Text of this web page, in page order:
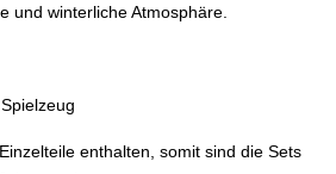
und winterliche Atmosphäre.
enthalten, somit sind die Sets